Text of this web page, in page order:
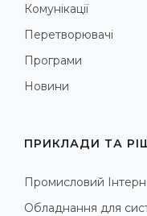
Комунікації
Перетворювачі
Програми
Новини
ПРИКЛАДИ ТА
Промисловий
Обладнання для